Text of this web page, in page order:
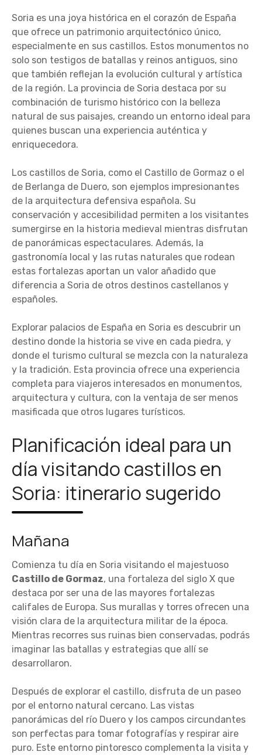
Soria es una joya histórica en el corazón de España
que ofrece un patrimonio arquitectónico único,
especialmente en sus castillos. Estos monumentos no
solo son testigos de batallas y reinos antiguos, sino
que también reflejan la evolución cultural y artística
de la región. La provincia de Soria destaca por su
combinación de turismo histórico con la belleza
natural de sus paisajes, creando un entorno ideal para
quienes buscan una experiencia auténtica y
enriquecedora.
Los castillos de Soria, como el Castillo de Gormaz o el
de Berlanga de Duero, son ejemplos impresionantes
de la arquitectura defensiva española. Su
conservación y accesibilidad permiten a los visitantes
sumergirse en la historia medieval mientras disfrutan
de panorámicas espectaculares. Además, la
gastronomía local y las rutas naturales que rodean
estas fortalezas aportan un valor añadido que
diferencia a Soria de otros destinos castellanos y
españoles.
Explorar palacios de España en Soria es descubrir un
destino donde la historia se vive en cada piedra, y
donde el turismo cultural se mezcla con la naturaleza
y la tradición. Esta provincia ofrece una experiencia
completa para viajeros interesados en monumentos,
arquitectura y cultura, con la ventaja de ser menos
masificada que otros lugares turísticos.
Planificación ideal para un
día visitando castillos en
Soria: itinerario sugerido
Mañana
Comienza tu día en Soria visitando el majestuoso
Castillo de Gormaz, una fortaleza del siglo X que
destaca por ser una de las mayores fortalezas
califales de Europa. Sus murallas y torres ofrecen una
visión clara de la arquitectura militar de la época.
Mientras recorres sus ruinas bien conservadas, podrás
imaginar las batallas y estrategias que allí se
desarrollaron.
Después de explorar el castillo, disfruta de un paseo
por el entorno natural cercano. Las vistas
panorámicas del río Duero y los campos circundantes
son perfectas para tomar fotografías y respirar aire
puro. Este entorno pintoresco complementa la visita y